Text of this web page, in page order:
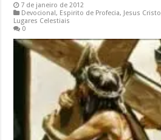
7 de janeiro de 2012
Devocional, Espirito de Profecia, Jesus Cristo
Lugares Celestiais
0